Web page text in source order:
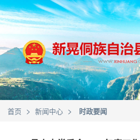
首页 > 新闻中心 > 时政要闻